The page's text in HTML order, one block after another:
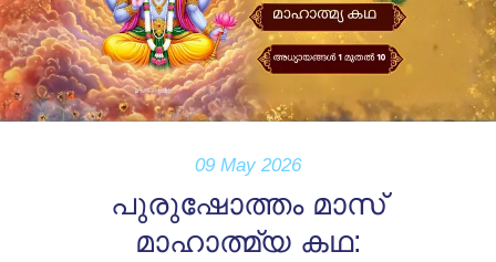
09 May 2026
പുരുഷോത്തം മാസ്
മാഹാത്മ്യ കഥ: